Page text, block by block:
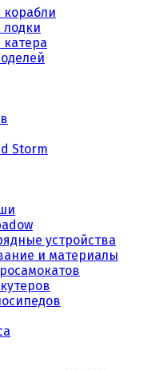
Storm
устройства
и материалы